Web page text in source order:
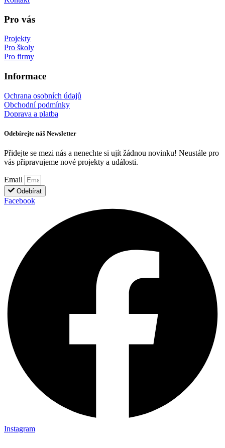
Pro vás
Projekty
Pro školy
Pro firmy
Informace
Ochrana osobních údajů
Obchodní podmínky
Doprava a platba
Odebírejte náš Newsletter
Přidejte se mezi nás a nenechte si ujít žádnou novinku! Neustále pro
vás připravujeme nové projekty a události.
Email
Odebírat
Facebook
Instagram